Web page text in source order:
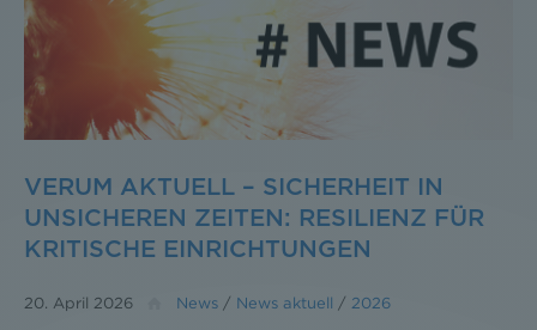
VERUM AKTUELL – SICHERHEIT IN
UNSICHEREN ZEITEN: RESILIENZ FÜR
KRITISCHE EINRICHTUNGEN
20. April 2026 News / News aktuell / 2026